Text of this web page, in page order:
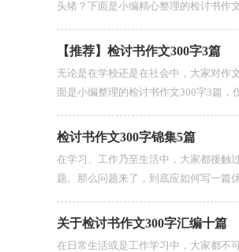
头绪？下面是小编精心整理的检讨书作
【推荐】检讨书作文300字3篇
无论是在学校还是在社会中，大家对作
面是小编整理的检讨书作文300字3篇，
检讨书作文300字锦集5篇
在学习、工作乃至生活中，大家都接触
题。那么问题来了，到底应如何写一篇
关于检讨书作文300字汇编十篇
在日常生活或是工作学习中，大家都不